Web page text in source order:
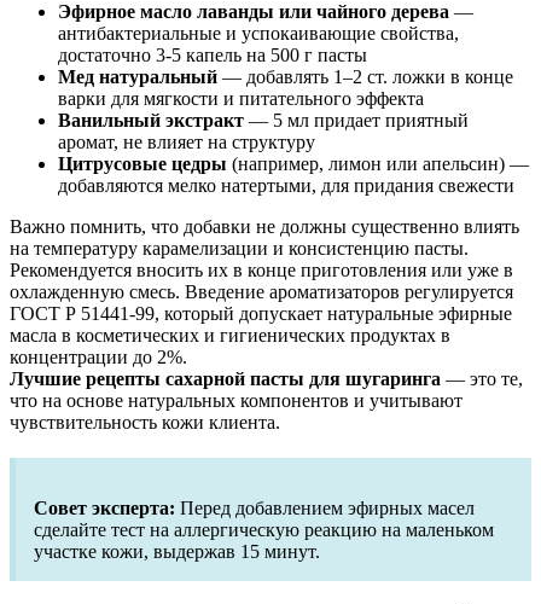
Эфирное масло лаванды или чайного дерева —
антибактериальные и успокаивающие свойства,
достаточно 3-5 капель на 500 г пасты
Мед натуральный — добавлять 1–2 ст. ложки в конце
варки для мягкости и питательного эффекта
Ванильный экстракт — 5 мл придает приятный
аромат, не влияет на структуру
Цитрусовые цедры (например, лимон или апельсин) —
добавляются мелко натертыми, для придания свежести
Важно помнить, что добавки не должны существенно влиять
на температуру карамелизации и консистенцию пасты.
Рекомендуется вносить их в конце приготовления или уже в
охлажденную смесь. Введение ароматизаторов регулируется
ГОСТ Р 51441-99, который допускает натуральные эфирные
масла в косметических и гигиенических продуктах в
концентрации до 2%.
Лучшие рецепты сахарной пасты для шугаринга — это те,
что на основе натуральных компонентов и учитывают
чувствительность кожи клиента.
Совет эксперта: Перед добавлением эфирных масел
сделайте тест на аллергическую реакцию на маленьком
участке кожи, выдержав 15 минут.